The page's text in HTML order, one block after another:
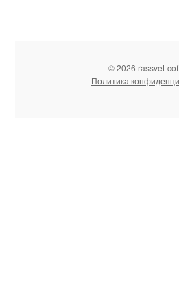
© 2026 rassvet-
Политика